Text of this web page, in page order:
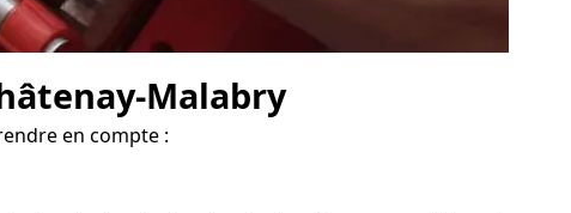
Malabry
en compte :